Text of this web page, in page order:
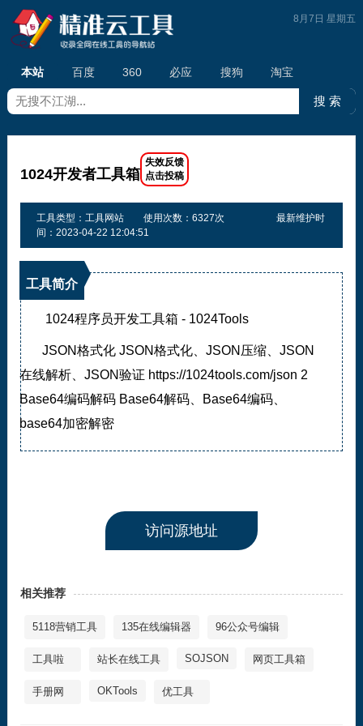
本站 百度 360 必应 搜狗 淘宝
8月7日 星期五
1024开发者工具箱
工具类型：工具网站 使用次数：6327次
最新维护时
间：2023-04-22 12:04:51
工具简介
1024程序员开发工具箱 - 1024Tools
JSON格式化 JSON格式化、JSON压缩、JSON
在线解析、JSON验证 https://1024tools.com/json 2
Base64编码解码 Base64解码、Base64编码、
base64加密解密
访问源地址
相关推荐
5118营销工具 135在线编辑器 96公众号编辑
工具啦 站长在线工具 SOJSON 网页工具箱
手册网 OKTools 优工具